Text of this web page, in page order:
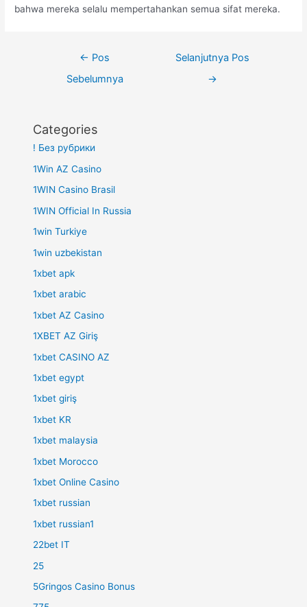
bahwa mereka selalu mempertahankan semua sifat mereka.
← Pos
Sebelumnya
Selanjutnya Pos
→
Categories
! Без рубрики
1Win AZ Casino
1WIN Casino Brasil
1WIN Official In Russia
1win Turkiye
1win uzbekistan
1xbet apk
1xbet arabic
1xbet AZ Casino
1XBET AZ Giriş
1xbet CASINO AZ
1xbet egypt
1xbet giriş
1xbet KR
1xbet malaysia
1xbet Morocco
1xbet Online Casino
1xbet russian
1xbet russian1
22bet IT
25
5Gringos Casino Bonus